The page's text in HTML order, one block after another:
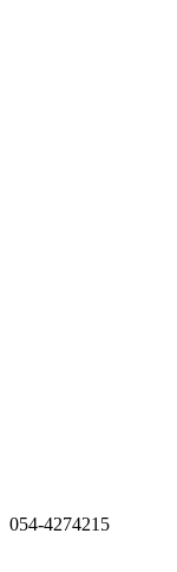
054-4274215